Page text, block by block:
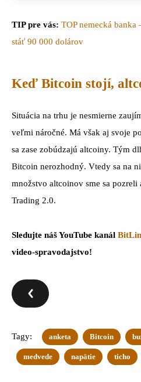
TIP pre vás: TOP nemecká
stáť 90 000 dolárov
Keď Bitcoin stojí,
Situácia na trhu je nesmierne
veľmi náročné. Má však aj svoje
sa zase zobúdzajú altcoiny. Tým
Bitcoin nerozhodný. Vtedy sa na
množstvo altcoinov sme sa
Trading 2.0.
Sledujte náš YouTube kanál
video-spravodajstvo!
Tagy: anketa Bitcoin
medvede napätie ticho